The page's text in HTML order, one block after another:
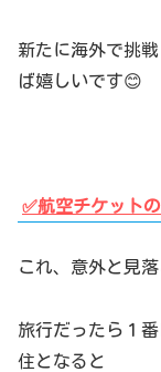
新たに海外で挑
ば嬉しいです😊
✅航空チケット
これ、意外と見落
旅行だったら１
住となると